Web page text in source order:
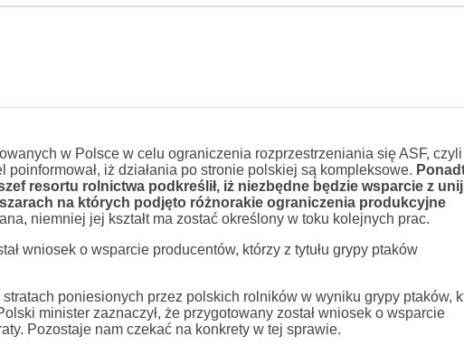
w Polsce w celu ograniczenia rozprzestrzeniania się ASF, czyli
iż działania po stronie polskiej są kompleksowe.
resortu rolnictwa podkreślił, iż niezbędne będzie wsparcie z
na których podjęto różnorakie ograniczenia produkcyjne
niemniej jej kształt ma zostać określony w toku kolejnych prac.
wniosek o wsparcie producentów, którzy z tytułu grypy ptaków
poniesionych przez polskich rolników w wyniku grypy ptaków,
minister zaznaczył, że przygotowany został wniosek o wsparcie
Pozostaje nam czekać na konkrety w tej sprawie.